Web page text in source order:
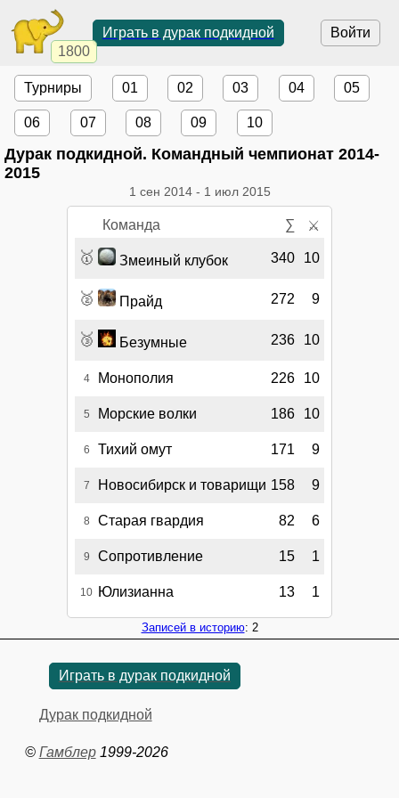
1800
Войти
Играть в дурак подкидной
Турниры 01 02 03 04 05
06 07 08 09 10
Дурак подкидной. Командный чемпионат 2014-
2015
1 сен 2014- 1 июл 2015
Команда ∑ ⚔
🥇 Змеиный клубок 340 10
🥈 Прайд 272 9
🥉 Безумные 236 10
4 Монополия 226 10
5 Морские волки 186 10
6 Тихий омут 171 9
7 Новосибирск и товарищи 158 9
8 Старая гвардия 82 6
9 Сопротивление 15 1
10 Юлизианна 13 1
Записей в историю: 2
Играть в дурак подкидной
Дурак подкидной
© Гамблер1999-2026